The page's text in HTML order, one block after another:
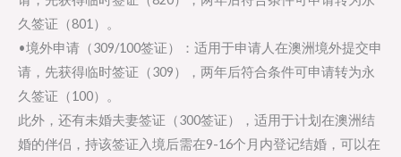
久签证（801）。
•境外申请（309/100签证）：适用于申请人在澳洲境外提交申
请，先获得临时签证（309），两年后符合条件可申请转为永
久签证（100）。
此外，还有未婚夫妻签证（300签证），适用于计划在澳洲结
婚的伴侣，持该签证入境后需在9-16个月内登记结婚，可以在